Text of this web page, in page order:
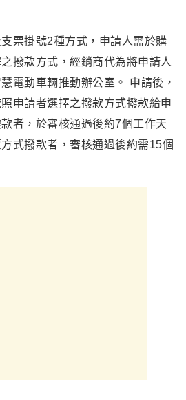
票掛號2種方式，申請人需於購
撥款方式，經銷商代為將申請人
電動車輛推動辦公室。 申請後，
申請者選擇之撥款方式撥款給申
者，於審核通過後約7個工作天
式撥款者，審核通過後約需15個